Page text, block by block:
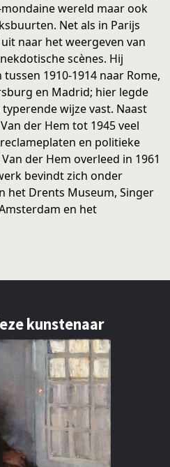
wereld maar ook
Net als in Parijs
naar het weergeven van
scènes. Hij
1910-1914 naar Rome,
en Madrid; hier legde
wijze vast. Naast
der Hem tot 1945 veel
en politieke
der Hem overleed in 1961
bevindt zich onder
het Drents Museum, Singer
en het
kunstenaar